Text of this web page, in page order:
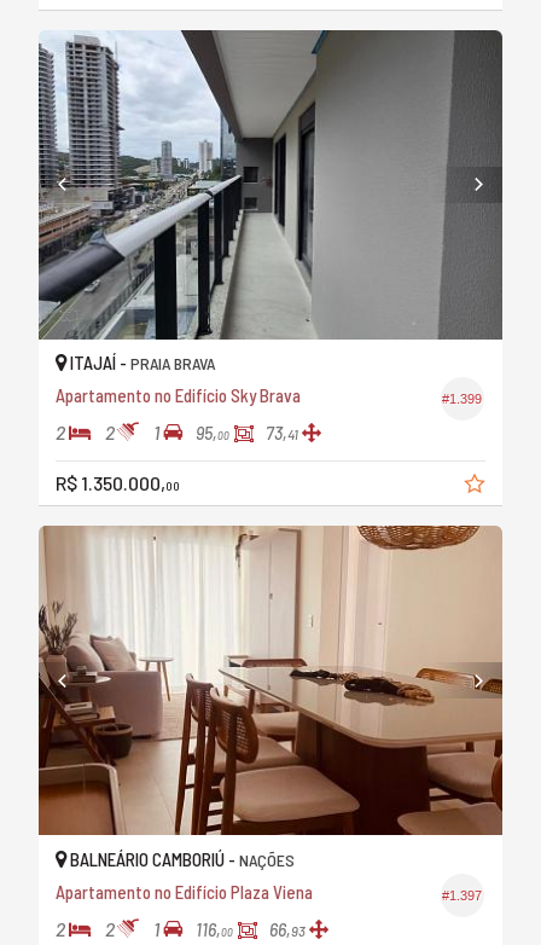
#1.399
ITAJAÍ - PRAIA BRAVA
Apartamento no Edifício Sky Brava
2 2 1 95,00 73,41
R$ 1.350.000,00
#1.397
BALNEÁRIO CAMBORIÚ - NAÇÕES
Apartamento no Edifício Plaza Viena
2 2 1 116,00 66,93